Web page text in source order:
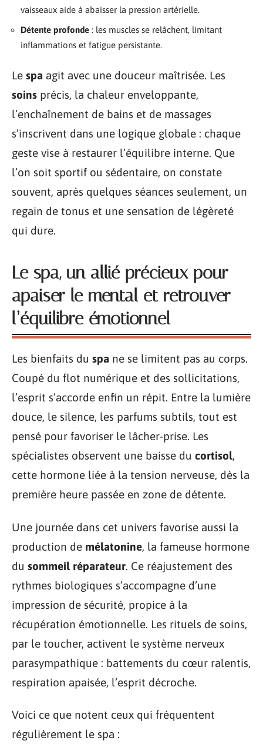
vaisseaux aide à abaisser la pression artérielle.
Détente profonde : les muscles se relâchent, limitant
inflammations et fatigue persistante.
Le spa agit avec une douceur maîtrisée. Les
soins précis, la chaleur enveloppante,
l’enchaînement de bains et de massages
s’inscrivent dans une logique globale : chaque
geste vise à restaurer l’équilibre interne. Que
l’on soit sportif ou sédentaire, on constate
souvent, après quelques séances seulement, un
regain de tonus et une sensation de légèreté
qui dure.
Le spa, un allié précieux pour
apaiser le mental et retrouver
l’équilibre émotionnel
Les bienfaits du spa ne se limitent pas au corps.
Coupé du flot numérique et des sollicitations,
l’esprit s’accorde enfin un répit. Entre la lumière
douce, le silence, les parfums subtils, tout est
pensé pour favoriser le lâcher-prise. Les
spécialistes observent une baisse du cortisol,
cette hormone liée à la tension nerveuse, dès la
première heure passée en zone de détente.
Une journée dans cet univers favorise aussi la
production de mélatonine, la fameuse hormone
du sommeil réparateur. Ce réajustement des
rythmes biologiques s’accompagne d’une
impression de sécurité, propice à la
récupération émotionnelle. Les rituels de soins,
par le toucher, activent le système nerveux
parasympathique : battements du cœur ralentis,
respiration apaisée, l’esprit décroche.
Voici ce que notent ceux qui fréquentent
régulièrement le spa :